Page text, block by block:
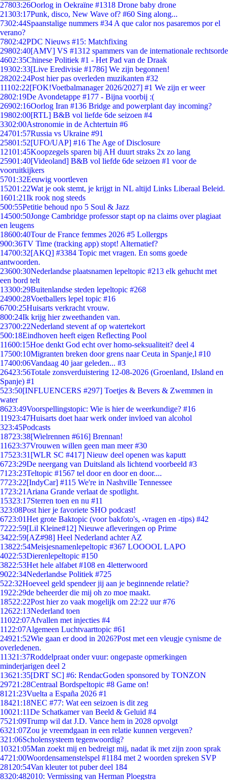
27803:26Oorlog in Oekraïne #1318 Drone baby drone
21303:17Punk, disco, New Wave of? #60 Sing along...
7302:44Spaanstalige nummers #34 A que calor nos pasaremos por el
verano?
7802:42PDC Nieuws #15: Matchfixing
29802:40[AMV] VS #1312 spammers van de internationale rechtsorde
4602:35Chinese Politiek #1 - Het Pad van de Draak
19302:33[Live Eredivisie #1786] We zijn begonnen!
28202:24Post hier pas overleden muzikanten #32
11102:22[FOK!Voetbalmanager 2026/2027] #1 We zijn er weer
2802:19De Avondetappe #177 - Bijna voorbij :(
26902:16Oorlog Iran #136 Bridge and powerplant day incoming?
19802:00[RTL] B&B vol liefde 6de seizoen #4
3302:00Astronomie in de Achtertuin #6
24701:57Russia vs Ukraine #91
25801:52[UFO/UAP] #16 The Age of Disclosure
12101:45Koopzegels sparen bij AH duurt straks 2x zo lang
25901:40[Videoland] B&B vol liefde 6de seizoen #1 voor de
vooruitkijkers
5701:32Eeuwig voortleven
15201:22Wat je ook stemt, je krijgt in NL altijd Links Liberaal Beleid.
1601:21Ik rook nog steeds
500:55Petitie behoud npo 5 Soul & Jazz
14500:50Jonge Cambridge professor stapt op na claims over plagiaat
en leugens
18600:40Tour de France femmes 2026 #5 Lollergps
900:36TV Time (tracking app) stopt! Alternatief?
14700:32[AKQ] #3384 Topic met vragen. En soms goede
antwoorden.
23600:30Nederlandse plaatsnamen lepeltopic #213 elk gehucht met
een bord telt
13300:29Buitenlandse steden lepeltopic #268
24900:28Voetballers lepel topic #16
6700:25Huisarts verkracht vrouw.
800:24Ik krijg hier zweethanden van.
23700:22Nederland stevent af op watertekort
500:18Eindhoven heeft eigen Reflecting Pool
11600:15Hoe denkt God echt over homo-seksualiteit? deel 4
17500:10Migranten breken door grens naar Ceuta in Spanje,l #10
17400:06Vandaag 40 jaar geleden... #3
26423:56Totale zonsverduistering 12-08-2026 (Groenland, IJsland en
Spanje) #1
523:50[INFLUENCERS #297] Toetjes & Bevers & Zwemmen in
water
8623:49Voorspellingstopic: Wie is hier de weerkundige? #16
11923:47Huisarts doet haar werk onder invloed van alcohol
323:45Podcasts
18723:38[Wielrennen #616] Brennan!
11623:37Vrouwen willen geen man meer #30
17523:31 [WLR SC #417] Nieuw deel openen was kaputt
6723:29De neergang van Duitsland als lichtend voorbeeld #3
71 23:23Teltopic #1567 tel door en door en door....
7723:22[IndyCar] #115 We're in Nashville Tennessee
1723:21 Ariana Grande verlaat de spotlight.
15323:17Sterren toen en nu #11
323:08Post hier je favoriete SHO podcast!
6723:01Het grote Baktopic (voor bakfoto's, -vragen en -tips) #42
7222:59[Lil Kleine#12] Nieuwe afleveringen op Prime
3422:59[AZ#98] Heel Nederland achter AZ
13822:54Meisjesnamenlepeltopic #367 LOOOOL LAPO
4022:53Dierenlepeltopic #150
3822:53Het hele alfabet #108 en 4letterwoord
9022:34Nederlandse Politiek #725
522:32Hoeveel geld spendeer jij aan je beginnende relatie?
1922:29de beheerder die mij oh zo moe maakt.
18522:22Post hier zo vaak mogelijk om 22:22 uur #76
12622:13Nederland toen
11022:07Afvallen met injecties #4
11 22:07Algemeen Luchtvaarttopic #61
24921:52Wie gaan er dood in 2026?Post met een vleugje cynisme de
overledenen.
11321:37Roddelpraat onder vuur: ongepaste opmerkingen
minderjarigen deel 2
13621:35[DRT SC] #6: RendacGoden sponsored by TONZON
29721:28Centraal Bordspeltopic #8 Game on!
81 21:23Vuelta a España 2026 #1
18421:18NEC #77: Wat een seizoen is dit zeg
10021:11De Schatkamer van Beeld & Geluid #4
7521:09Trump wil dat J.D. Vance hem in 2028 opvolgt
6321:07Zou je vreemdgaan in een relatie kunnen vergeven?
321:06Scholensysteem tegenwoordig?
10321:05Man zoekt mij en bedreigt mij, nadat ik met zijn zoon sprak
4721:00Woordensamenstelspel #1184 met 2 woorden spreken SVP
281 20:54Van kleuter tot puber deel 184
8320:482010: Vermissing van Herman Ploegstra